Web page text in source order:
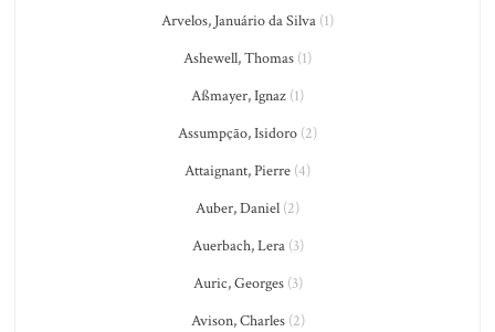
Arvelos, Januário da Silva (1)
Ashewell, Thomas (1)
Aßmayer, Ignaz (1)
Assumpção, Isidoro (2)
Attaignant, Pierre (4)
Auber, Daniel (2)
Auerbach, Lera(3)
Auric, Georges(3)
Avison, Charles(2)